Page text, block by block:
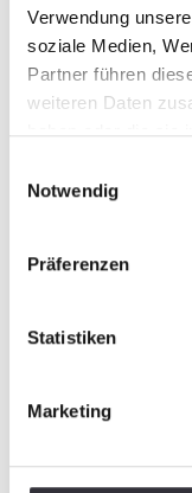
Verwendung
soziale Medien,
Partner führen
weiteren Daten
haben oder die sie
Notwendig
Präferenzen
Statistiken
Marketing